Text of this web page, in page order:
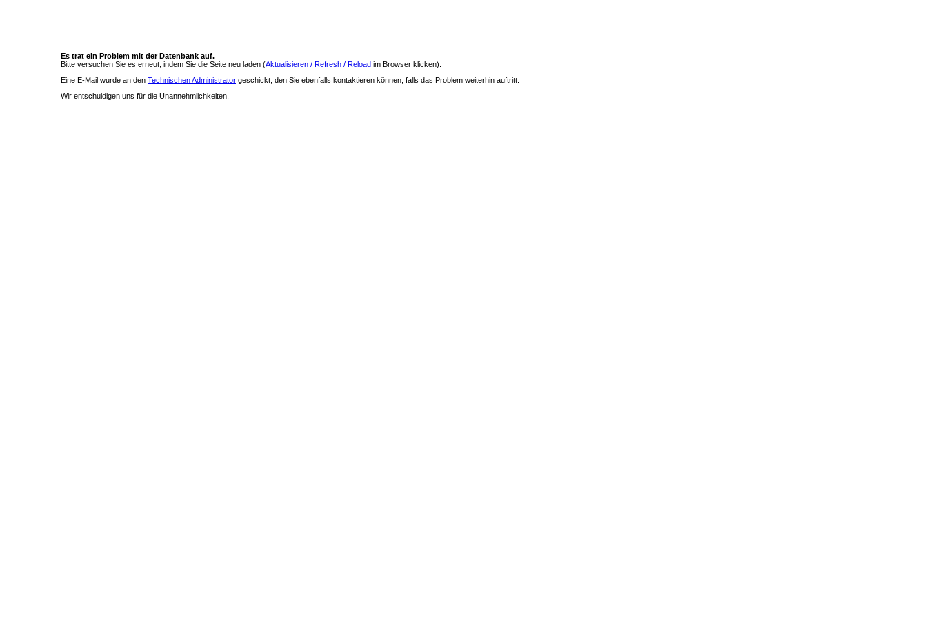
Es trat ein Problem mit der Datenbank auf.
Bitte versuchen Sie es erneut, indem Sie die Seite neu laden (Aktualisieren / Refresh / Reload im Browser klicken).
Eine E-Mail wurde an den Technischen Administrator geschickt, den Sie ebenfalls kontaktieren können, falls das Problem weiterhin auftritt.
Wir entschuldigen uns für die Unannehmlichkeiten.